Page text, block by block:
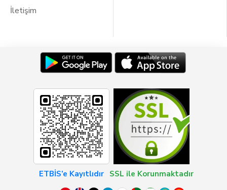
İletişim
ETBİS’e Kayıtlıdır SSL ile Korunmaktadır